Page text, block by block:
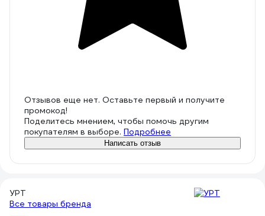
Отзывов еще нет. Оставьте первый и получите
промокод!
Поделитесь мнением, чтобы помочь другим
покупателям в выборе. Подробнее
Написать отзыв
УРТ
Все товары бренда